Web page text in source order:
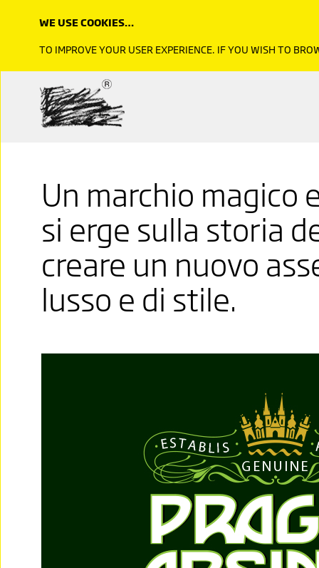
Un marchio magico
si erge sulla storia
creare un nuovo
lusso e di stile.
WE USE COOKIES…
TO IMPROVE YOUR USER EXPERIENCE. IF YOU WISH TO